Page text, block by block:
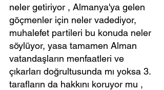
neler getiriyor , Almanya'ya gelen
göçmenler için neler vadediyor,
muhalefet partileri bu konuda neler
söylüyor, yasa tamamen Alman
vatandaşların menfaatleri ve
çıkarları doğrultusunda mı yoksa 3.
tarafların da hakkını koruyor mu ,